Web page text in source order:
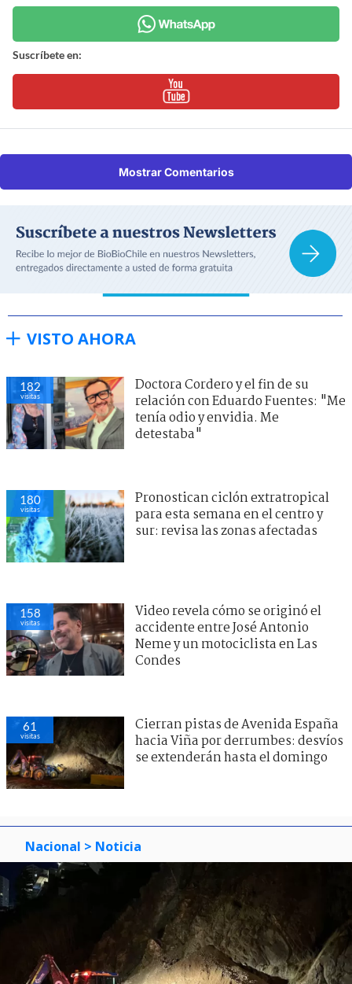
Suscríbete en:
Mostrar Comentarios
VISTO AHORA
182
visitas
Doctora Cordero y el fin de su
relación con Eduardo Fuentes: "Me
tenía odio y envidia. Me
detestaba"
180
visitas
Pronostican ciclón extratropical
para esta semana en el centro y
sur: revisa las zonas afectadas
158
visitas
Video revela cómo se originó el
accidente entre José Antonio
Neme y un motociclista en Las
Condes
61
visitas
Cierran pistas de Avenida España
hacia Viña por derrumbes: desvíos
se extenderán hasta el domingo
Nacional > Noticia